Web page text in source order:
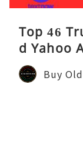
Top 46
d Yahoo
Buy